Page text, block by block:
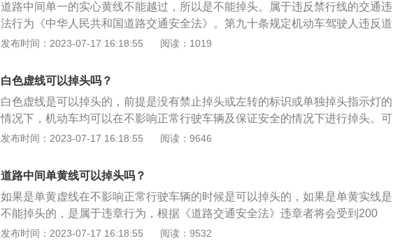
道路中间单一的实心黄线不能越过，所以是不能掉头。属于违反禁行线的交通违
法行为《中华人民共和国道路交通安全法》。第九十条规定机动车驾驶人违反道
路交通安全法律、法规关于道路通行规定的，处警告或者二十元以上二百元以下
办法》第十二条第二项驾驶机动车不按规定会车，或者在高速公路、城市快速路
以外的道路上不按规定倒车、掉头的；第四项驾驶机动车违反禁令标志、禁止标
线指示的；一次记1分：单黄线实线是指画在马路正中的黄色线，是用来区分不
同方向车道的，一般用于双向四车道以内（包括自行车车道）的道路上，把马路
隔成两个方向。单黄线掉头拍照有两种处罚:自动抓拍和手动抓拍。一般会在道路
上传到后台中心进行处理。交警部门将进一步确认并向车主出具违法信息。另一
方面，如果现场交警手动抓拍，开具处罚通知书。
发布时间：2023-07-17 16:18:55 阅读：1019
白色虚线可以掉头吗？
白色虚线是可以掉头的，前提是没有禁止掉头或左转的标识或单独掉头指示灯的
情况下，机动车均可以在不影响正常行驶车辆及保证安全的情况下进行掉头。可
以掉头的情况：路口有明确的调头指示标志则可以进行调头;有调头信号灯的，需
碍其它通行车辆或者行人的情况下进行掉头。路口没有明确禁止调头、左转标志
的可调头：如果没有明确标明禁止调头的地点则可以调头。这里的“没有明确表明
禁止调头”指只要路口没有“禁止调头标志”、“禁止左转标志”、路中央不是实线等
这几种情况，则可以放心大胆的调头。黄色网格线也可以调头：黄色网格线实际
上就是禁停网格线施划于易发生因临时停车造成堵塞的交叉路口、重要单位出入
发布时间：2023-07-17 16:18:55 阅读：9646
道路中间单黄线可以掉头吗？
如果是单黄虚线在不影响正常行驶车辆的时候是可以掉头的，如果是单黄实线是
不能掉头的，是属于违章行为，根据《道路交通安全法》违章者将会受到200
元，记3分的处罚。一般在很长的一个道路上，一般都是在中段、路口前会有白
发布时间：2023-07-17 16:18:55 阅读：9532